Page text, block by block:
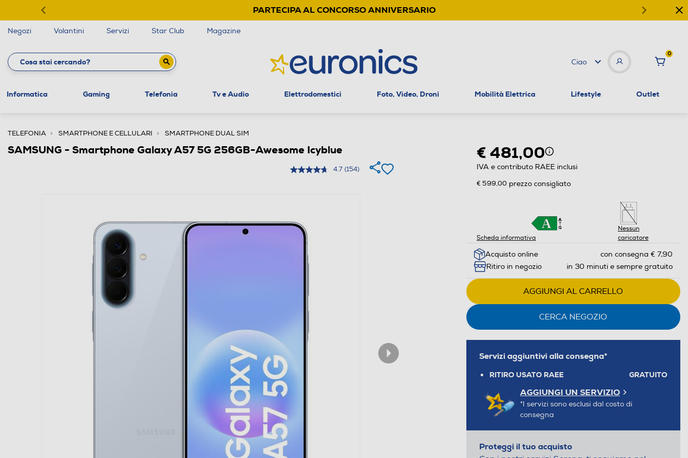
PARTECIPA AL CONCORSO ANNIVERSARIO
Negozi Volantini Servizi Star Club Magazine
Ciao
0
Informatica Gaming Telefonia Tv e Audio Elettrodomestici Foto, Video, Droni Mobilità Elettrica Lifestyle Outlet
TELEFONIA SMARTPHONE E CELLULARI SMARTPHONE DUAL SIM
SAMSUNG - Smartphone Galaxy A57 5G 256GB-Awesome Icyblue
4.7 (154)
€ 481,00
IVA e contributo RAEE inclusi
€ 599,00 prezzo consigliato
Scheda informativa
Nessun
caricatore
Acquisto online
con consegna € 7,90
Ritiro in negozio
in 30 minuti e sempre gratuito
AGGIUNGI AL CARRELLO
CERCA NEGOZIO
Servizi aggiuntivi alla consegna*
RITIRO USATO RAEE GRATUITO
AGGIUNGI UN SERVIZIO
*I servizi sono esclusi dal costo di
consegna
Proteggi il tuo acquisto